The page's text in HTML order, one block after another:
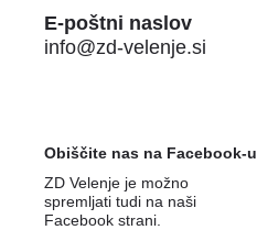
E-poštni naslov
info@zd-velenje.si
Obiščite nas na Facebook-u
ZD Velenje je možno
spremljati tudi na naši
Facebook strani.